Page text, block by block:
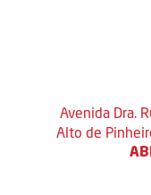
Avenida Dra.
Alto de